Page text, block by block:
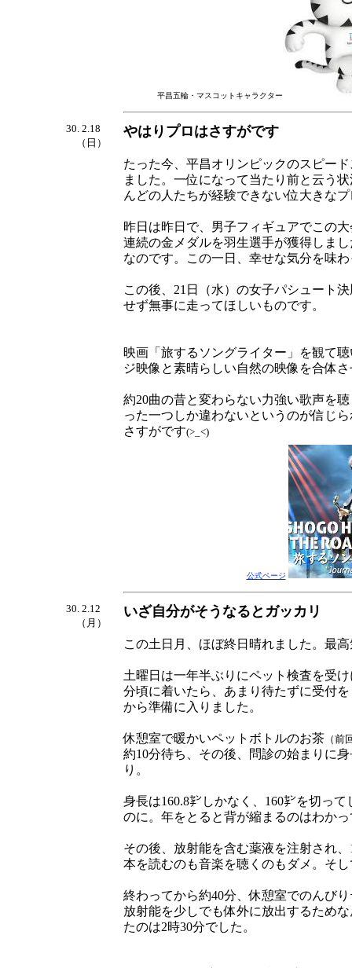
平昌五輪・マスコットキャラクター
30. 2.18
（日）
やはりプロはさすがです
たった今、平昌オリンピックのスピー
ました。一位になって当たり前と云う
んどの人たちが経験できない位大きな
昨日は昨日で、男子フィギュアでこの
連続の金メダルを羽生選手が獲得しま
なのです。この一日、幸せな気分を味
この後、21日（水）の女子パシュート
せず無事に走ってほしいものです。
映画「旅するソングライター」を観て
ジ映像と素晴らしい自然の映像を合体
約20曲の昔と変わらない力強い歌声を
った一つしか違わないというのが信じ
さすがです(>_<)
公式ページ
30. 2.12
（月）
いざ自分がそうなるとガッカリ
この土日月、ほぼ終日晴れました。最
土曜日は一年半ぶりにペット検査を受
分頃に着いたら、あまり待たずに受付
から準備に入りました。
休憩室で暖かいペットボトルのお茶 （
約10分待ち、その後、問診の始まりに
り。
身長は160.8㌢しかなく、160㌢を切っ
のに。年をとると背が縮まるのはわか
その後、放射能を含む薬液を注射され
本を読むのも音楽を聴くのもダメ。そ
終わってから約40分、休憩室でのんび
放射能を少しでも体外に放出するため
たのは2時30分でした。